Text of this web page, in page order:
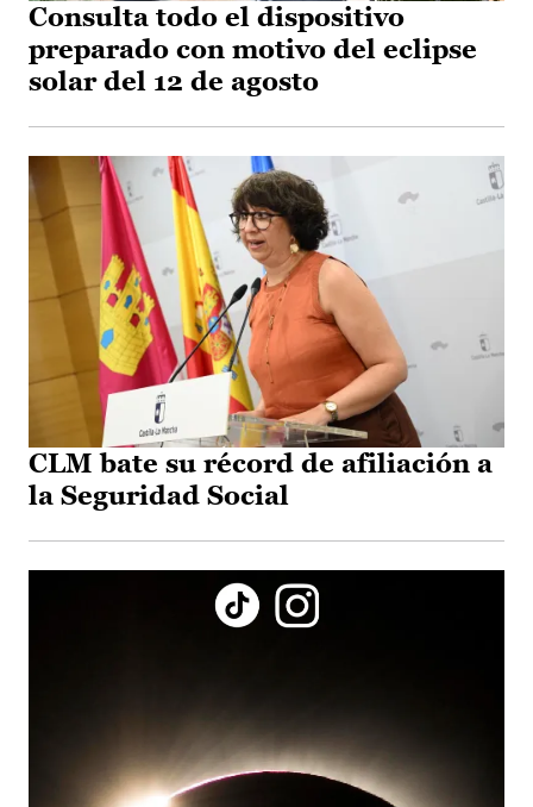
Consulta todo el dispositivo
preparado con motivo del eclipse
solar del 12 de agosto
CLM bate su récord de afiliación a
la Seguridad Social